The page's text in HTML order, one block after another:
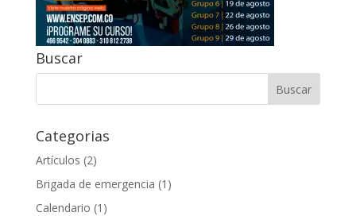
Buscar
Categorias
Artículos (2)
Brigada de emergencia (1)
Calendario (1)